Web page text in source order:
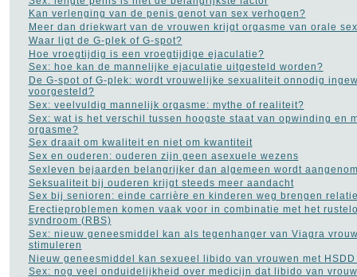
Multipel Myeloom(2)
Neurose(1)
Opvoeding en
zwangerschap(105)
Osteoporose(13)
Parkinson(16)
Pijn aan de rug(27)
Plasproblemen
Plastische chirurgie(32)
Premenstrueel syndroom
(2)
Prostaatkanker(45)
Psoriasis(10)
Pyschose (10)
Reuma(18)
Rimpels(32)
Roken(55)
Rookverslaving(11)
Schizofrenie(9)
Sex(281)
Slaapapneu(21)
Kan verlenging van de penis genot van sex verhogen?
Meer dan driekwart van de vrouwen krijgt orgasme van orale sex
Waar ligt de G-plek of G-spot?
Hoe vroegtijdig is een vroegtijdige ejaculatie?
Sex: hoe kan de mannelijke ejaculatie uitgesteld worden?
De G-spot of G-plek: wordt vrouwelijke sexualiteit onnodig
voorgesteld?
Sex: veelvuldig mannelijk orgasme: mythe of realiteit?
Sex: wat is het verschil tussen hoogste staat van opwinding en
orgasme?
Sex draait om kwaliteit en niet om kwantiteit
Sex en ouderen: ouderen zijn geen asexuele wezens
Sexleven bejaarden belangrijker dan algemeen wordt
Seksualiteit bij ouderen krijgt steeds meer aandacht
Sex bij senioren: einde carrière en kinderen weg brengen
Erectieproblemen komen vaak voor in combinatie met het
syndroom (RBS)
Sex: nieuw geneesmiddel kan als tegenhanger van Viagra
stimuleren
Nieuw geneesmiddel kan sexueel libido van vrouwen met
Sex: nog veel onduidelijkheid over medicijn dat libido van